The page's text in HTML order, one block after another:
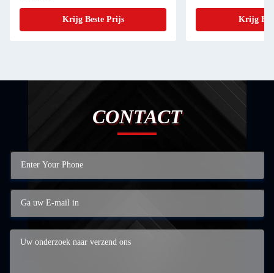
Krijg Beste Prijs Krijg
CONTACT